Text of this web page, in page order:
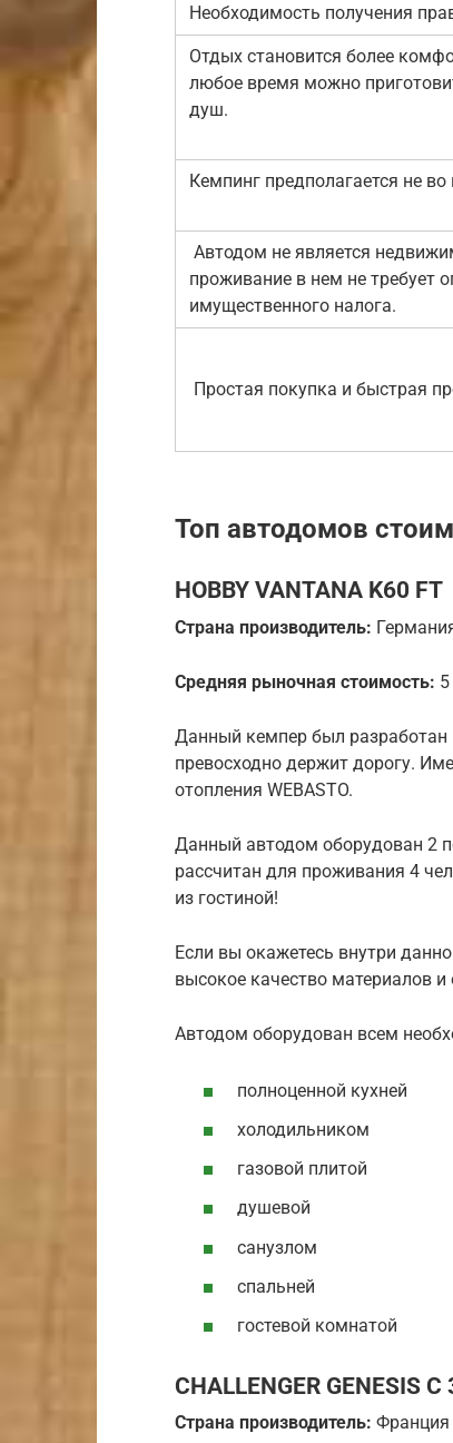
Необходимость получения
Отдых становится более
любое время можно
душ.
Кемпинг предполагается не во
Автодом не является
проживание в нем не требует
имущественного налога.
Простая покупка и быстрая
Топ автодомов
HOBBY VANTANA K60 FT
Страна производитель:
Средняя рыночная стоимость:
Данный кемпер был разработан
превосходно держит дорогу.
отопления WEBASTO.
Данный автодом оборудован 2
рассчитан для проживания 4
из гостиной!
Если вы окажетесь внутри
высокое качество материалов
Автодом оборудован всем
полноценной кухней
холодильником
газовой плитой
душевой
санузлом
спальней
гостевой комнатой
CHALLENGER GENESIS C
Страна производитель: Франция